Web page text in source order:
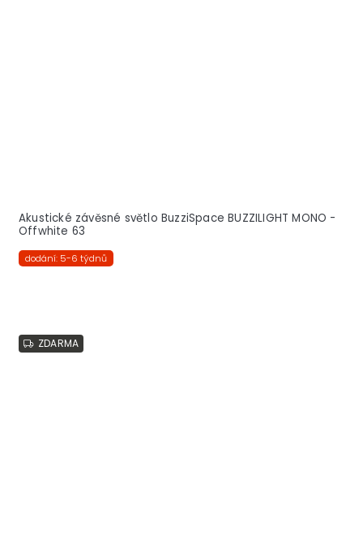
Akustické závěsné světlo BuzziSpace BUZZILIGHT MONO -
Offwhite 63
dodání: 5-6 týdnů
ZDARMA